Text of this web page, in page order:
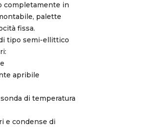
completamente in
palette
fissa.
tipo semi-ellittico
apribile
di temperatura
e condense di